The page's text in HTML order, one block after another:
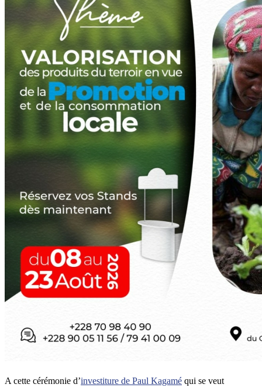
A cette cérémonie d’investiture de Paul Kagamé qui se veut